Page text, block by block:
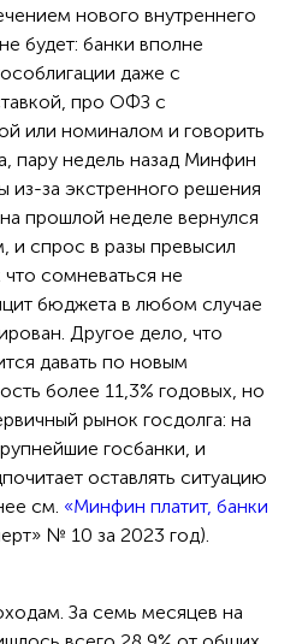
нового внутреннего
будет: банки вполне
даже с
про ОФЗ с
или номиналом и говорить
пару недель назад Минфин
из-за экстренного решения
прошлой неделе вернулся
и спрос в разы превысил
сомневаться не
бюджета в любом случае
Другое дело, что
давать по новым
более 11,3% годовых, но
рынок госдолга: на
госбанки, и
оставлять ситуацию
см. «Минфин платит, банки
№ 10 за 2023 год).
За семь месяцев на